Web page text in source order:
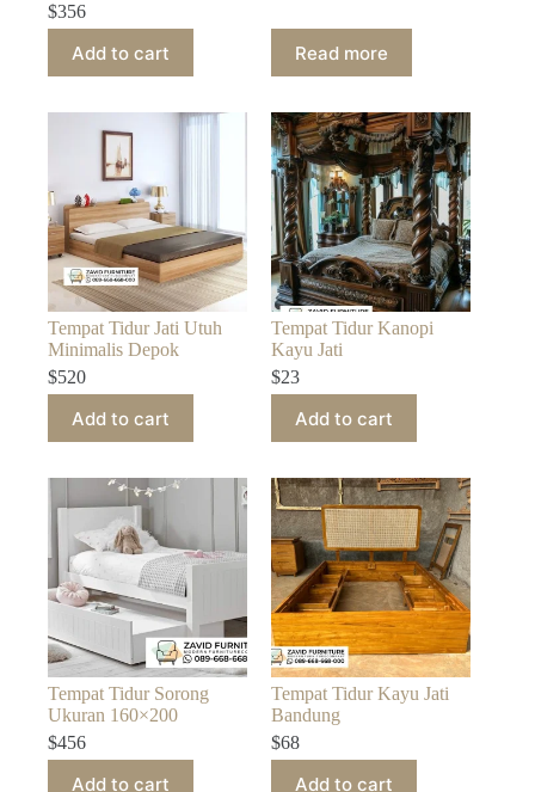
$356
Add to cart Read more
Tempat Tidur Jati Utuh
Minimalis Depok
$520
Add to cart
Tempat Tidur Kanopi
Kayu Jati
$23
Add to cart
Tempat Tidur Sorong
Ukuran 160×200
$456
Add to cart
Tempat Tidur Kayu Jati
Bandung
$68
Add to cart